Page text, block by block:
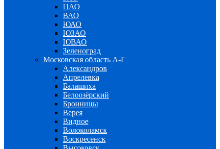
ЦАО
ВАО
ЮАО
ЮЗАО
ЮВАО
Зеленоград
Московская область А-Г
Александров
Апрелевка
Балашиха
Белоозёрский
Бронницы
Верея
Видное
Волоколамск
Воскресенск